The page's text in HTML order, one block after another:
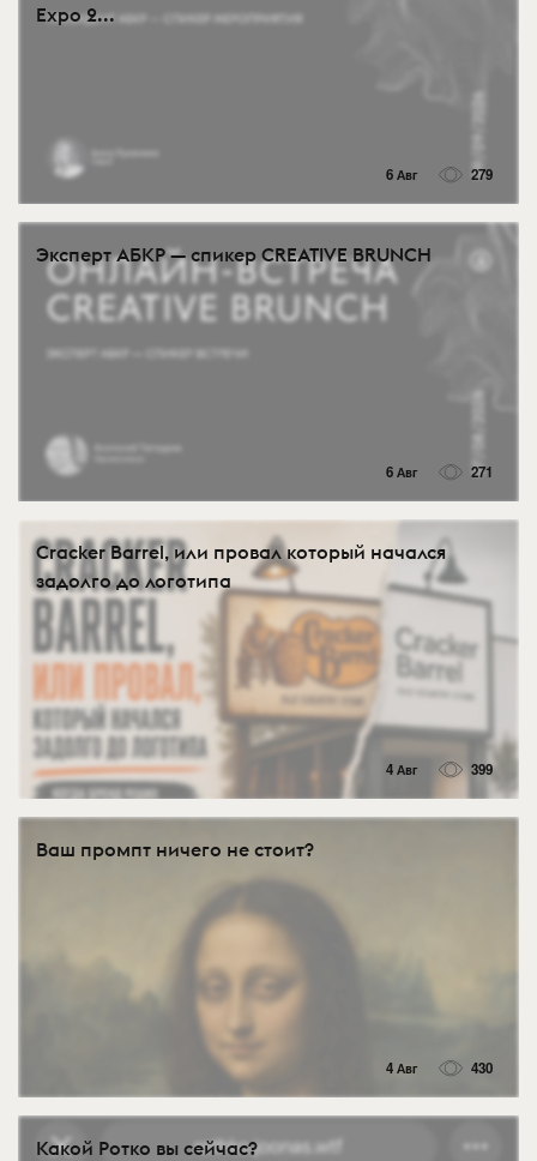
Expo 2...
6 Авг 279
Эксперт АБКР — спикер CREATIVE BRUNCH
6 Авг 271
Cracker Barrel, или провал который начался
задолго до логотипа
4 Авг 399
Ваш промпт ничего не стоит?
4 Авг 430
Какой Ротко вы сейчас?